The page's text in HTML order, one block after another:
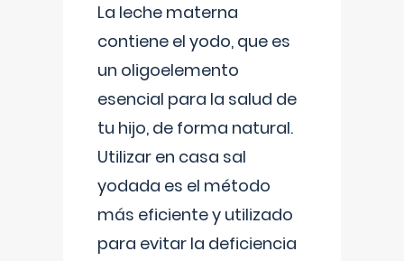
La leche materna
contiene el yodo, que es
un oligoelemento
esencial para la salud de
tu hijo, de forma natural.
Utilizar en casa sal
yodada es el método
más eficiente y utilizado
para evitar la deficiencia